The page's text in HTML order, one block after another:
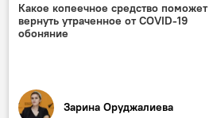
Какое копеечное средство поможет
вернуть утраченное от COVID-19
обоняние
Зарина Оруджалиева